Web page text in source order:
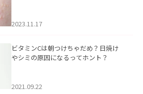
2023.11.17
ビタミンCは朝つけちゃだめ？日焼け
やシミの原因になるってホント？
2021.09.22